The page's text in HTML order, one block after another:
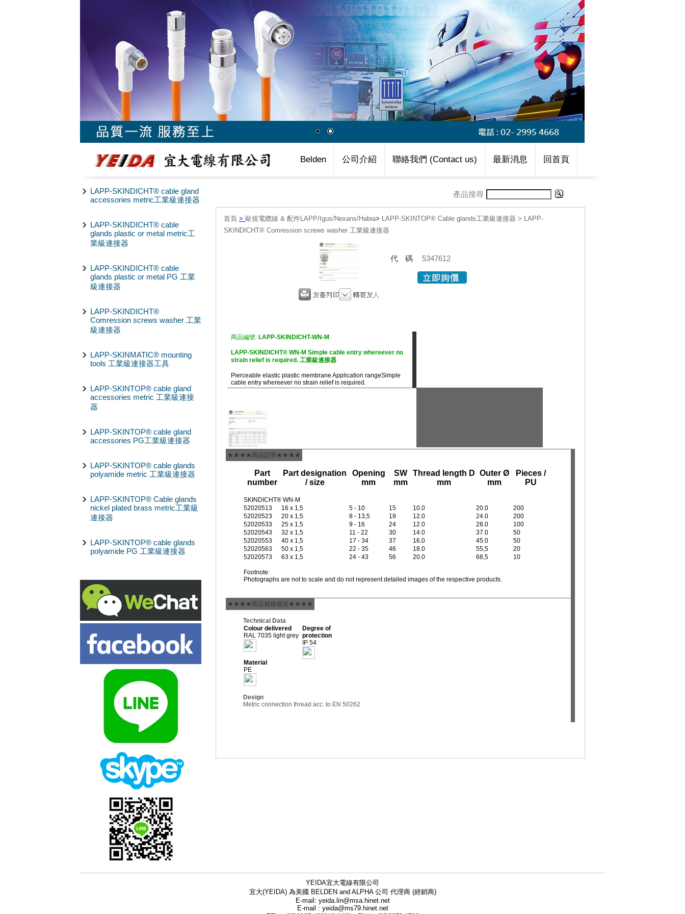
Belden 公司介紹 聯絡我們 (Contact us) 最新消息 回首頁
LAPP-SKINDICHT® cable gland
accessories metric工業級連接器
LAPP-SKINDICHT® cable
glands plastic or metal metric工
業級連接器
LAPP-SKINDICHT® cable
glands plastic or metal PG 工業
級連接器
LAPP-SKINDICHT®
Comression screws washer 工業
級連接器
LAPP-SKINMATIC® mounting
tools 工業級連接器工具
LAPP-SKINTOP® cable gland
accessories metric 工業級連接
器
LAPP-SKINTOP® cable gland
accessories PG工業級連接器
LAPP-SKINTOP® cable glands
polyamide metric 工業級連接器
LAPP-SKINTOP® Cable glands
nickel plated brass metric工業級
連接器
LAPP-SKINTOP® cable glands
polyamide PG 工業級連接器
產品搜尋
首頁 > 歐規電纜線 & 配件LAPP/Igus/Nexans/Habia> LAPP-SKINTOP® Cable glands工業級連接器 > LAPP-
SKINDICHT® Comression screws washer 工業級連接器
代碼 5347612
商品編號: LAPP-SKINDICHT-WN-M
LAPP-SKINDICHT® WN-M Simple cable entry whereever no
strain relief is required. 工業級連接器
Pierceable elastic plastic membrane Application rangeSimple
cable entry whereever no strain relief is required.
★★★★商品說明★★★★
Part
number
Part designation
/ size
Opening
mm
SW
mm
Thread length D
mm
Outer Ø
mm
Pieces /
PU
SKINDICHT® WN-M
52020513
16 x 1,5 5 - 10 15 10.0 20.0
200
52020523
20 x 1,5 8 - 13,5 19 12.0 24.0
200
52020533
25 x 1,5 9 - 16 24 12.0 28.0
100
52020543
32 x 1,5 11 - 22 30 14.0 37.0
50
52020553
40 x 1,5 17 - 34 37 16.0 45.0
50
52020563
50 x 1,5 22 - 35 46 18.0 55,5
20
52020573
63 x 1,5 24 - 43 56 20.0 68,5 10
Footnote:
Photographs are not to scale and do not represent detailed images of the respective products.
★★★★商品規格描述★★★★
Technical Data
Colour delivered
RAL 7035 light grey
Material
PE
Degree of
protection
IP 54
Design
Metric connection thread acc. to EN 50262
YEIDA宜大電線有限公司
宜大(YEIDA) 為美國 BELDEN and ALPHA 公司 代理商 (經銷商)
E-mail: yeida.lin@msa.hinet.net
E-mail : yeida@ms79.hinet.net